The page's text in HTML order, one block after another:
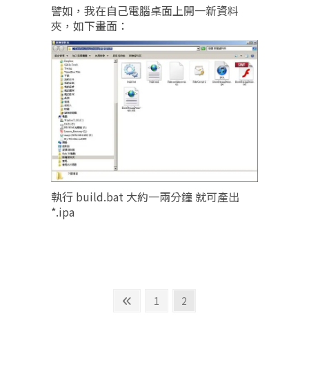
譬如，我在自己電腦桌面上開一新資料
夾，如下畫面：
執行 build.bat 大約一兩分鐘 就可產出
*.ipa
Previous
Page
1 Page
2